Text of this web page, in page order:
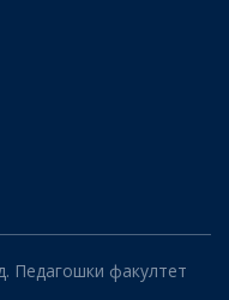
Педагошки факултет